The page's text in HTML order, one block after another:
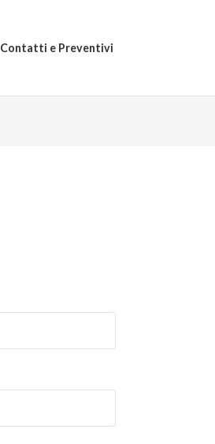
Contatti e Preventivi